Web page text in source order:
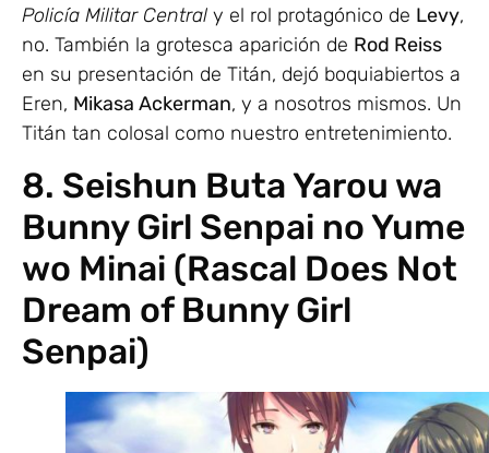
Policía Militar Central y el rol protagónico de Levy,
no. También la grotesca aparición de Rod Reiss
en su presentación de Titán, dejó boquiabiertos a
Eren, Mikasa Ackerman, y a nosotros mismos. Un
Titán tan colosal como nuestro entretenimiento.
8. Seishun Buta Yarou wa
Bunny Girl Senpai no Yume
wo Minai (Rascal Does Not
Dream of Bunny Girl
Senpai)